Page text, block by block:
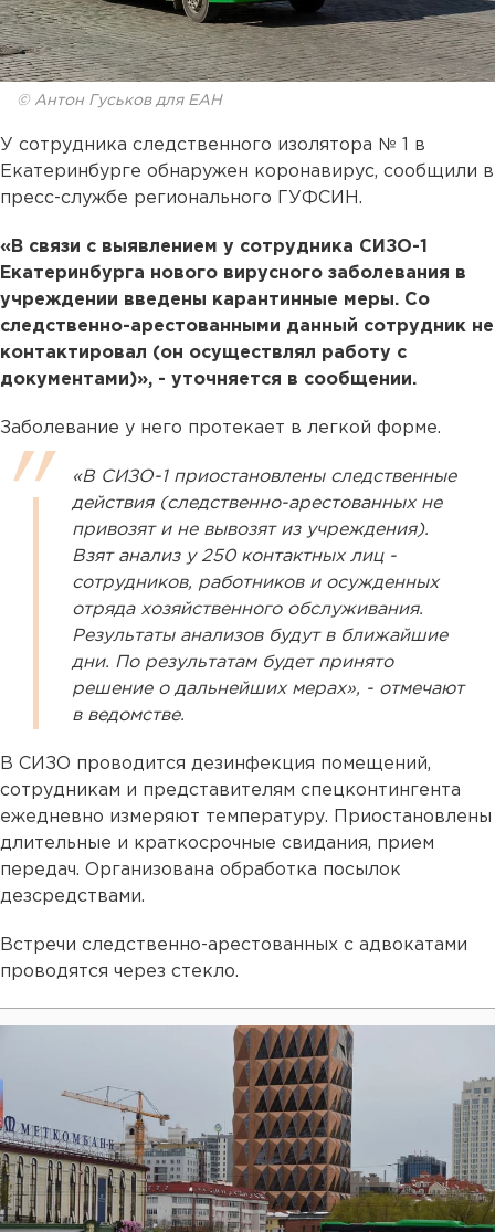
© Антон Гуськов для ЕАН
У сотрудника следственного изолятора № 1 в
Екатеринбурге обнаружен коронавирус, сообщили в
пресс-службе регионального ГУФСИН.
«В связи с выявлением у сотрудника СИЗО­-1
Екатеринбурга нового вирусного заболевания в
учреждении введены карантинные меры. Со
следственно-арестованными данный сотрудник не
контактировал (он осуществлял работу с
документами)», - уточняется в сообщении.
Заболевание у него протекает в легкой форме.
«В СИЗО-1 приостановлены следственные
действия (следственно-арестованных не
привозят и не вывозят из учреждения).
Взят анализ у 250 контактных лиц -
сотрудников, работников и осужденных
отряда хозяйственного обслуживания.
Результаты анализов будут в ближайшие
дни. По результатам будет принято
решение о дальнейших мерах», - отмечают
в ведомстве.
В СИЗО проводится дезинфекция помещений,
сотрудникам и представителям спецконтингента
ежедневно измеряют температуру. Приостановлены
длительные и краткосрочные свидания, прием
передач. Организована обработка посылок
дезсредствами.
Встречи следственно-арестованных с адвокатами
проводятся через стекло.